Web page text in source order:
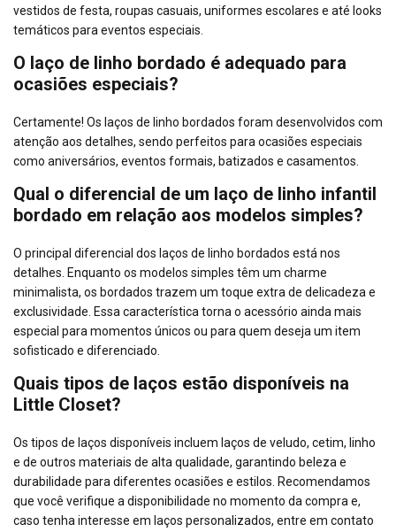
vestidos de festa, roupas casuais, uniformes escolares e até looks
temáticos para eventos especiais.
O laço de linho bordado é adequado para
ocasiões especiais?
Certamente! Os laços de linho bordados foram desenvolvidos com
atenção aos detalhes, sendo perfeitos para ocasiões especiais
como aniversários, eventos formais, batizados e casamentos.
Qual o diferencial de um laço de linho infantil
bordado em relação aos modelos simples?
O principal diferencial dos laços de linho bordados está nos
detalhes. Enquanto os modelos simples têm um charme
minimalista, os bordados trazem um toque extra de delicadeza e
exclusividade. Essa característica torna o acessório ainda mais
especial para momentos únicos ou para quem deseja um item
sofisticado e diferenciado.
Quais tipos de laços estão disponíveis na
Little Closet?
Os tipos de laços disponíveis incluem laços de veludo, cetim, linho
e de outros materiais de alta qualidade, garantindo beleza e
durabilidade para diferentes ocasiões e estilos. Recomendamos
que você verifique a disponibilidade no momento da compra e,
caso tenha interesse em laços personalizados, entre em contato